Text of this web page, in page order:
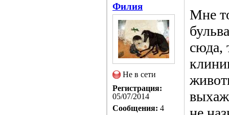
Филия
Не в сети
Регистрация:
05/07/2014
Сообщения: 4
Мне
сюда,